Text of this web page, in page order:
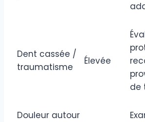
Dent cassée /
traumatisme
Élevée
de
Douleur autour